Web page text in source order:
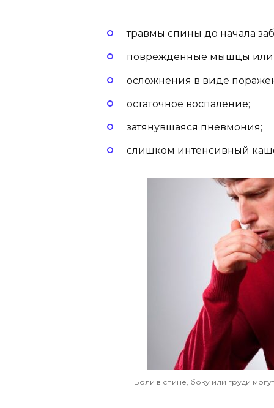
травмы спины до начала
поврежденные мышцы или
осложнения в виде
остаточное воспаление;
затянувшаяся пневмония;
слишком интенсивный
Боли в спине, боку или груди